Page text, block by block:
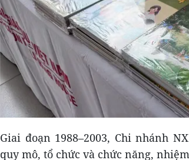
Giai đoạn 1988–2003, Chi nhánh
quy mô, tổ chức và chức năng,